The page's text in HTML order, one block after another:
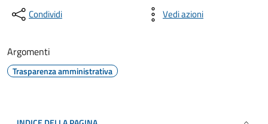
Condividi Vedi azioni
Argomenti
Trasparenza amministrativa